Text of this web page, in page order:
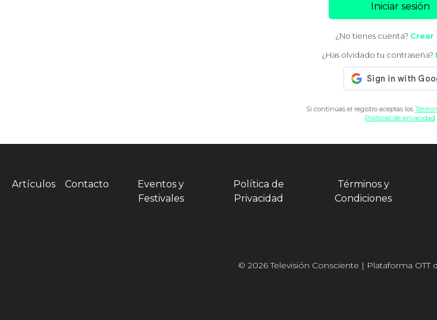
Iniciar sesión
¿No tienes cuenta? Crear
¿Has olvidado tu contraseña?
Si continúas el registro aceptas los
Políticas de privacidad
Artículos Contacto
Eventos y
Festivales
Política de
Privacidad
Términos y
Condiciones
© 2026 Televisión Consciente | Plataforma OTT